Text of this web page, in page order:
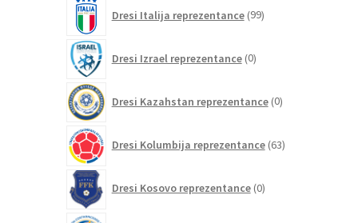
Dresi Italija reprezentance 99izdelkov
Dresi Izrael reprezentance 0izdelkov
Dresi Kazahstan reprezentance 0izdelkov
Dresi Kolumbija reprezentance 63izdelkov
Dresi Kosovo reprezentance 0izdelkov